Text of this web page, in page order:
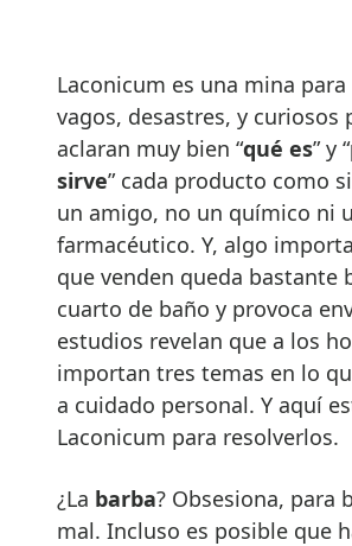
Laconicum es una mina
vagos, desastres, y curiosos
aclaran muy bien “qué es” y “
sirve” cada producto como
un amigo, no un químico ni
farmacéutico. Y, algo
que venden queda bastante
cuarto de baño y provoca
estudios revelan que a los
importan tres temas en lo
a cuidado personal. Y aquí
Laconicum para resolverlos.
¿La barba? Obsesiona, para
mal. Incluso es posible que